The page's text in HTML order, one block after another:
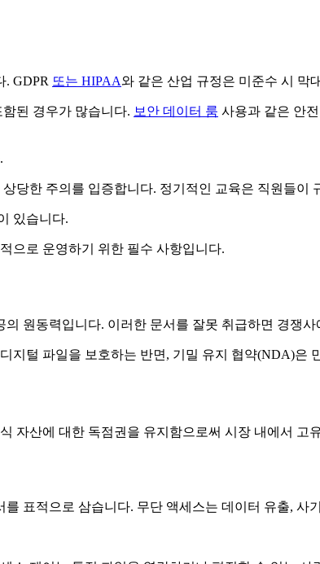
. GDPR 또는 HIPAA와 같은 산업 규정은 미준수 시 막
된 경우가 많습니다. 보안 데이터 룸 사용과 같은 안
당한 주의를 입증합니다. 정기적인 교육은 직원들이
있습니다.
으로 운영하기 위한 필수 사항입니다.
원동력입니다. 이러한 문서를 잘못 취급하면 경쟁
지털 파일을 보호하는 반면, 기밀 유지 협약(NDA)은
자산에 대한 독점권을 유지함으로써 시장 내에서 고
표적으로 삼습니다. 무단 액세스는 데이터 유출, 사